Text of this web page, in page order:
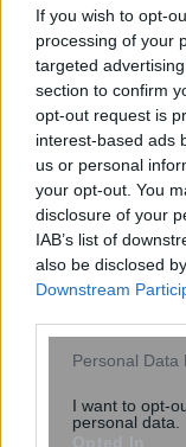
If you wish to opt-
processing of your
targeted
section to confirm
opt-out request is
interest-based ads
us or personal
your opt-out. You
disclosure of your
IAB’s list of
also be disclosed
Downstream
Please note that
not limited to your
grant or deny
Personal Data
I want to opt-
personal data.
Σας
αγάπη;
πρόβλημα